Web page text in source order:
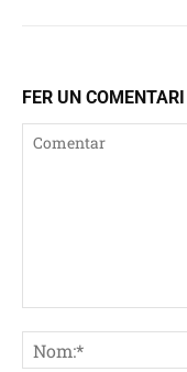
FER UN COMENTARI